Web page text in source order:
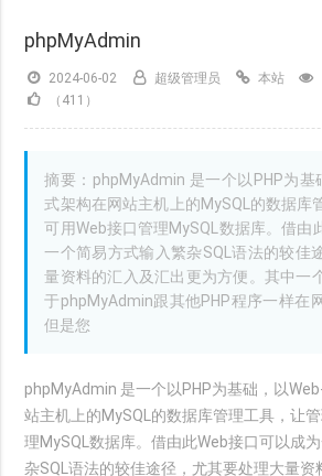
phpMyAdmin
2024-06-02 超级管理员 本站
（411）
摘要：phpMyAdmin 是一个以PHP为基
式架构在网站主机上的MySQL的数据库
可用Web接口管理MySQL数据库。借由
一个简易方式输入繁杂SQL语法的较佳
量资料的汇入及汇出更为方便。其中一
于phpMyAdmin跟其他PHP程序一样在
但是您
phpMyAdmin 是一个以PHP为基础，以
站主机上的MySQL的数据库管理工具，让
理MySQL数据库。借由此Web接口可以成
杂SQL语法的较佳途径，尤其要处理大量资